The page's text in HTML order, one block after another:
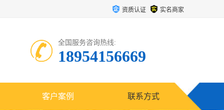
资质认证 实名商家
全国服务咨询热线:
18954156669
客户案例 联系方式